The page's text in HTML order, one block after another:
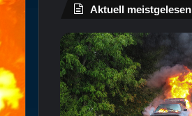
Aktuell meistgelesen